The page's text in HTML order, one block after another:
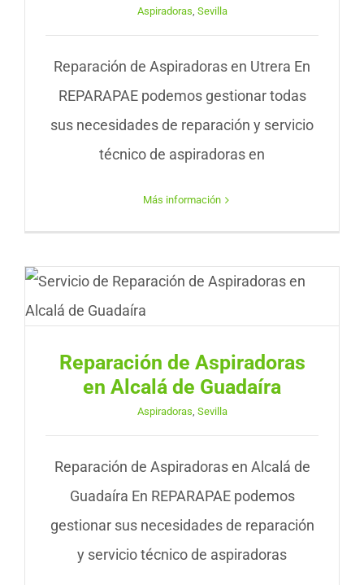
Aspiradoras, Sevilla
Reparación de Aspiradoras en Utrera En
REPARAPAE podemos gestionar todas
sus necesidades de reparación y servicio
técnico de aspiradoras en
Más información
Reparación de Aspiradoras
en Alcalá de Guadaíra
Aspiradoras, Sevilla
Reparación de Aspiradoras en Alcalá de
Guadaíra En REPARAPAE podemos
gestionar sus necesidades de reparación
y servicio técnico de aspiradoras